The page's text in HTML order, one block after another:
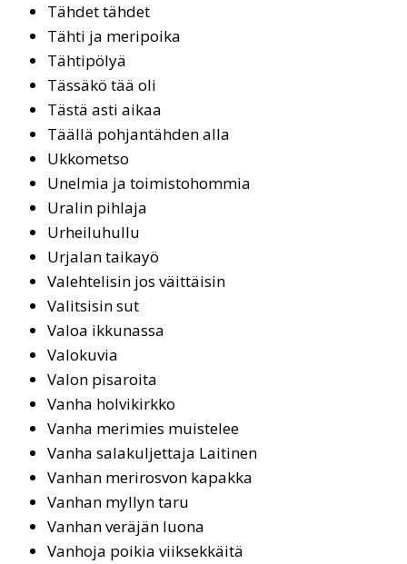
Tähdet tähdet
Täh­ti ja me­ri­poi­ka
Täh­ti­pö­lyä
Tässäkö tää oli
Täs­tä as­ti ai­kaa
Tääl­lä poh­jan­täh­den al­la
Uk­ko­met­so
Unel­mia ja toi­mis­to­hom­mia
Uralin pihlaja
Ur­hei­lu­hul­lu
Urjalan taikayö
Va­leh­te­li­sin jos väit­täi­sin
Valitsisin sut
Valoa ikkunassa
Va­lo­ku­via
Va­lon pi­sa­roi­ta
Van­ha hol­vi­kirk­ko
Vanha merimies muistelee
Van­ha sa­la­kul­jet­ta­ja Lai­ti­nen
Vanhan merirosvon kapakka
Vanhan myllyn taru
Vanhan veräjän luona
Vanhoja poikia viiksekkäitä